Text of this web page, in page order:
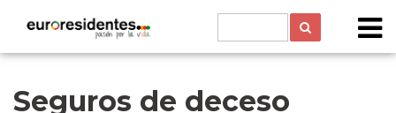
Seguros de deceso